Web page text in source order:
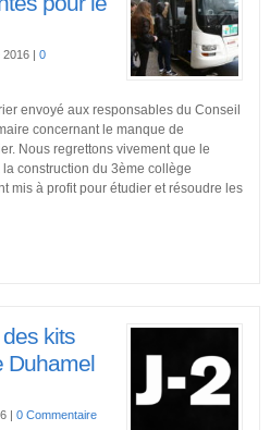
2016 | 0
envoyé aux responsables du Conseil
concernant le manque de
Nous regrettons vivement que le
construction du 3ème collège
mis à profit pour étudier et résoudre les
kits
Duhamel
| 0 Commentaire